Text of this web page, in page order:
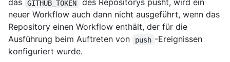
das
GITHUB_TOKEN
des Repositorys pusht, wird ein
neuer Workflow auch dann nicht ausgeführt, wenn das
Repository einen Workflow enthält, der für die
Ausführung beim Auftreten von
push -Ereignissen
konfiguriert wurde.